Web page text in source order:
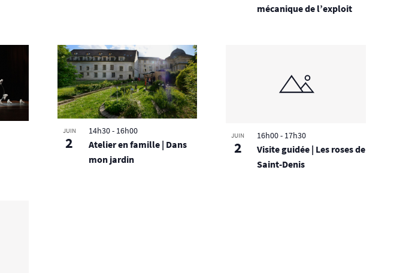
mécanique de l’exploit
JUIN
2
Atelier en famille | Dans
mon jardin
14h30- 16h00 JUIN
2
Visite guidée | Les roses de
Saint-Denis
16h00- 17h30